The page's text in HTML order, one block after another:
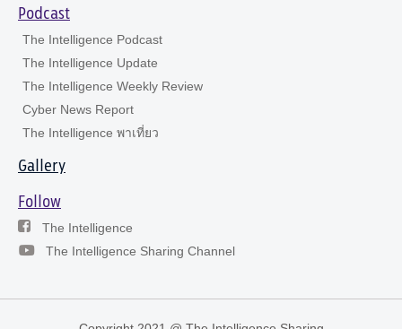
Podcast
The Intelligence Podcast
The Intelligence Update
The Intelligence Weekly Review
Cyber News Report
The Intelligence พาเที่ยว
Gallery
Follow
The Intelligence
The Intelligence Sharing Channel